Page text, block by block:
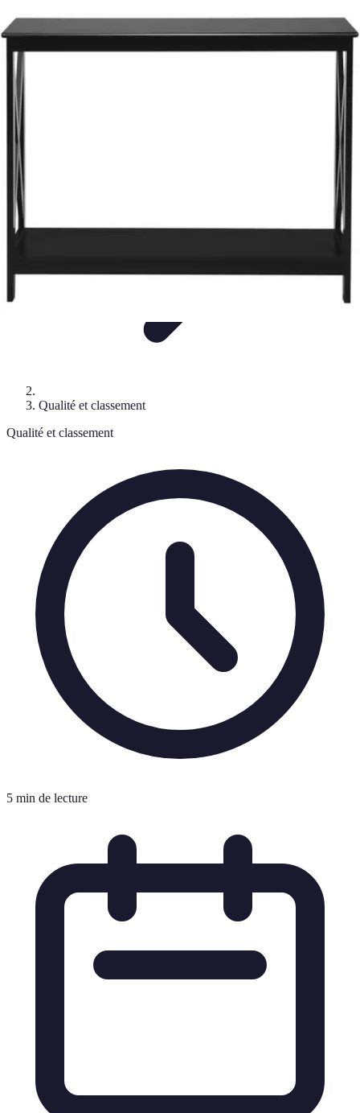
Achat et Sélection
Qualité et classement
Qualité et classement
5 min de lecture